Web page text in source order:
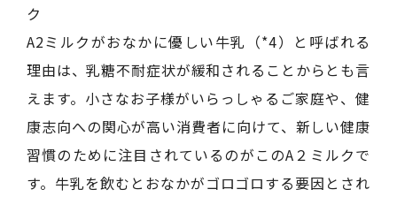
ク
A2ミルクがおなかに優しい牛乳（*4）と呼ばれる
理由は、乳糖不耐症状が緩和されることからとも言
えます。小さなお子様がいらっしゃるご家庭や、健
康志向への関心が高い消費者に向けて、新しい健康
習慣のために注目されているのがこのA２ミルクで
す。牛乳を飲むとおなかがゴロゴロする要因とされ